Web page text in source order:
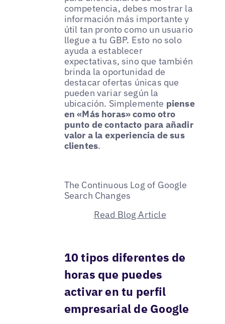
competencia, debes mostrar la
información más importante y
útil tan pronto como un usuario
llegue a tu GBP. Esto no solo
ayuda a establecer
expectativas, sino que también
brinda la oportunidad de
destacar ofertas únicas que
pueden variar según la
ubicación. Simplemente piense
en «Más horas» como otro
punto de contacto para añadir
valor a la experiencia de sus
clientes.
The Continuous Log of Google
Search Changes
Read Blog Article
10 tipos diferentes de
horas que puedes
activar en tu perfil
empresarial de Google